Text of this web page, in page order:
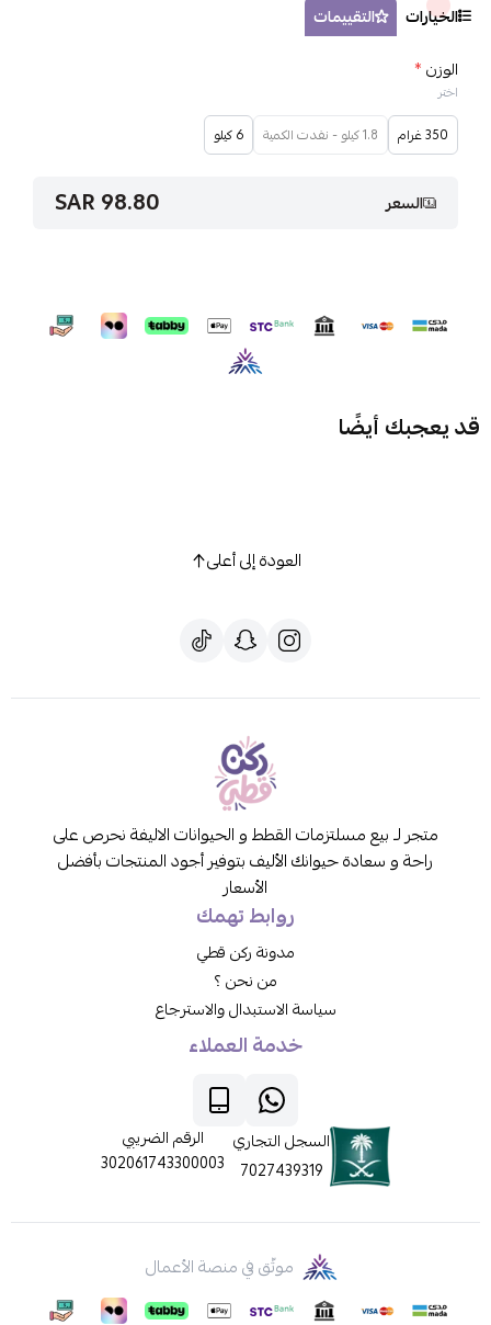
الخيارات
التقييمات
الوزن*
اختر
350 غرام 1.8 كيلو - نفدت الكمية 6 كيلو
السعر 98.80 SAR
قد يعجبك أيضًا
العودة إلى أعلى
متجر لـ بيع مسلتزمات القطط و الحيوانات الاليفة نحرص على
راحة و سعادة حيوانك الأليف بتوفير أجود المنتجات بأفضل
الأسعار
روابط تهمك
مدونة ركن قطي
من نحن ؟
سياسة الاستبدال والاسترجاع
خدمة العملاء
السجل التجاري
7027439319
الرقم الضريبي
302061743300003
موثّق في منصة الأعمال